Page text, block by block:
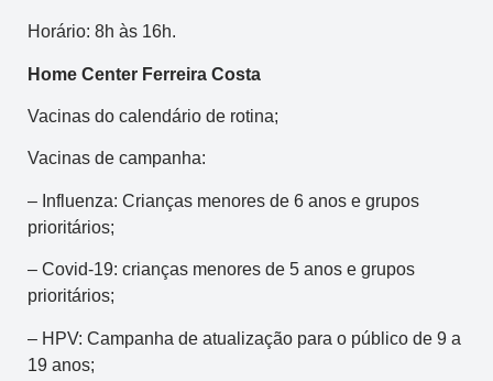
Horário: 8h às 16h.
Home Center Ferreira Costa
Vacinas do calendário de rotina;
Vacinas de campanha:
– Influenza: Crianças menores de 6 anos e grupos
prioritários;
– Covid-19: crianças menores de 5 anos e grupos
prioritários;
– HPV: Campanha de atualização para o público de 9 a
19 anos;